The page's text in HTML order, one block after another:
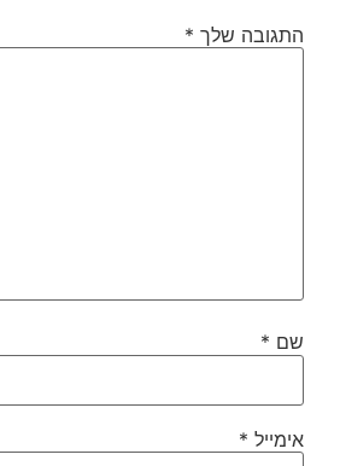
התגובה שלך *
שם *
אימייל *